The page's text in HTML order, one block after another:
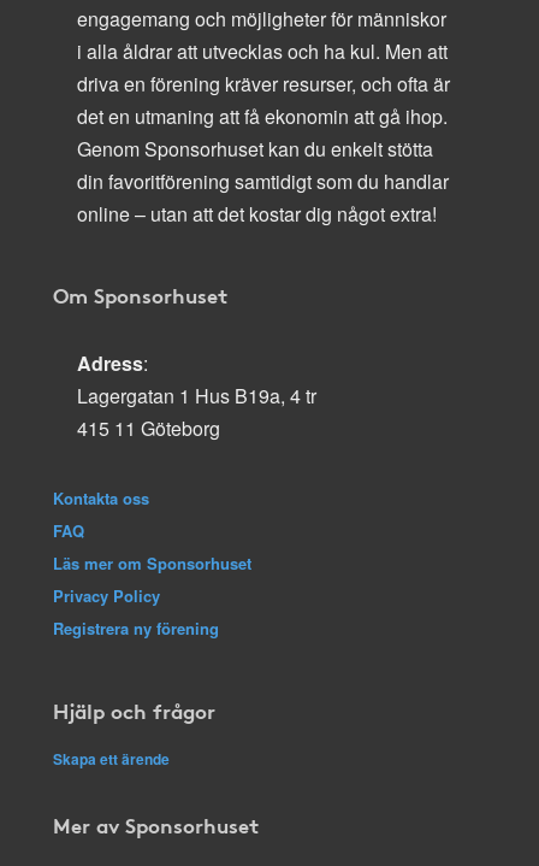
engagemang och möjligheter för människor
i alla åldrar att utvecklas och ha kul. Men att
driva en förening kräver resurser, och ofta är
det en utmaning att få ekonomin att gå ihop.
Genom Sponsorhuset kan du enkelt stötta
din favoritförening samtidigt som du handlar
online – utan att det kostar dig något extra!
Om Sponsorhuset
Adress:
Lagergatan 1 Hus B19a, 4 tr
415 11 Göteborg
Kontakta oss
FAQ
Läs mer om Sponsorhuset
Privacy Policy
Registrera ny förening
Hjälp och frågor
Skapa ett ärende
Mer av Sponsorhuset